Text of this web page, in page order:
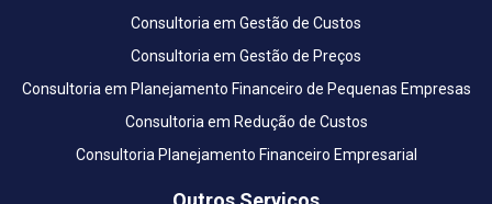
Consultoria em Gestão de Custos
Consultoria em Gestão de Preços
Consultoria em Planejamento Financeiro de Pequenas Empresas
Consultoria em Redução de Custos
Consultoria Planejamento Financeiro Empresarial